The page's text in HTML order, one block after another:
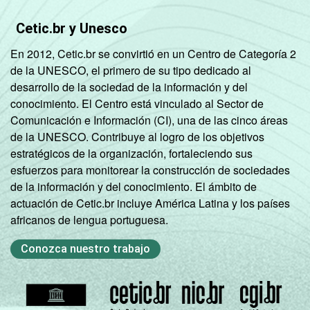
GRAU DE
INSTRUÇÃO
Fundamental
1
incompleto
Fundamental
1
completo
12,60 23,28
Fundamental
2
incompleto
20,00
Fundamental
2
completo
Médio
Cetic.br y Unesco
En 2012, Cetic.br se convirtió en un Centro de Categoría 2
de la UNESCO, el primero de su tipo dedicado al
desarrollo de la sociedad de la información y del
conocimiento. El Centro está vinculado al Sector de
Comunicación e Información (CI), una de las cinco áreas
de la UNESCO. Contribuye al logro de los objetivos
estratégicos de la organización, fortaleciendo sus
esfuerzos para monitorear la construcción de sociedades
de la información y del conocimiento. El ámbito de
actuación de Cetic.br incluye América Latina y los países
africanos de lengua portuguesa.
Conozca nuestro trabajo